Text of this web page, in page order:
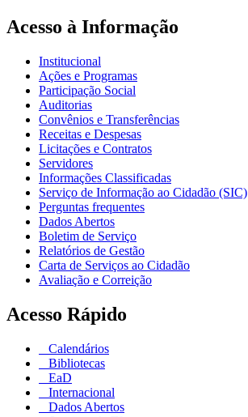
Acesso à Informação
Institucional
Ações e Programas
Participação Social
Auditorias
Convênios e Transferências
Receitas e Despesas
Licitações e Contratos
Servidores
Informações Classificadas
Serviço de Informação ao Cidadão (SIC)
Perguntas frequentes
Dados Abertos
Boletim de Serviço
Relatórios de Gestão
Carta de Serviços ao Cidadão
Avaliação e Correição
Acesso Rápido
Calendários
Bibliotecas
EaD
Internacional
Dados Abertos